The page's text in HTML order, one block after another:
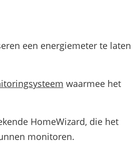
een energiemeter te laten
waarmee het
HomeWizard, die het
monitoren.